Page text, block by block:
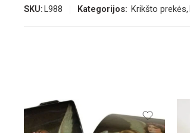
SKU: L988 Kategorijos: Krikšto prekės,